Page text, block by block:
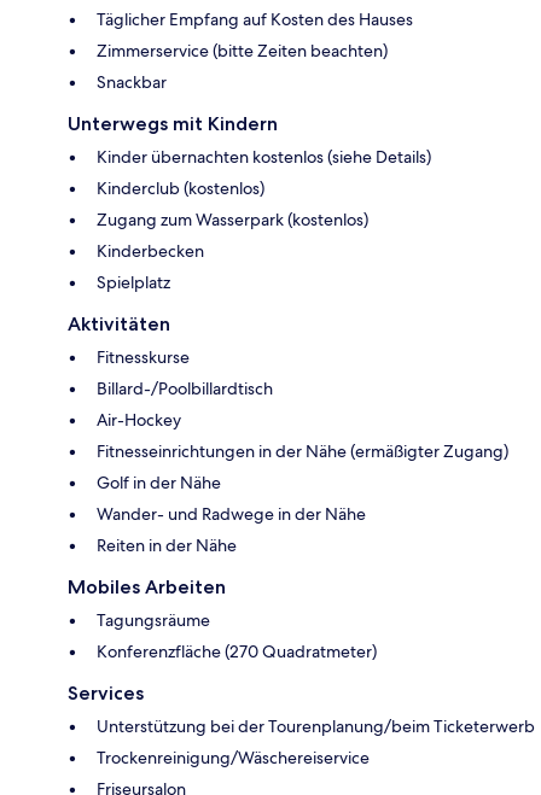
Täglicher Empfang auf Kosten des Hauses
Zimmerservice (bitte Zeiten beachten)
Snackbar
Unterwegs mit Kindern
Kinder übernachten kostenlos (siehe Details)
Kinderclub (kostenlos)
Zugang zum Wasserpark (kostenlos)
Kinderbecken
Spielplatz
Aktivitäten
Fitnesskurse
Billard-/Poolbillardtisch
Air-Hockey
Fitnesseinrichtungen in der Nähe (ermäßigter Zugang)
Golf in der Nähe
Wander- und Radwege in der Nähe
Reiten in der Nähe
Mobiles Arbeiten
Tagungsräume
Konferenzfläche (270 Quadratmeter)
Services
Unterstützung bei der Tourenplanung/beim Ticketerwerb
Trockenreinigung/Wäschereiservice
Friseursalon